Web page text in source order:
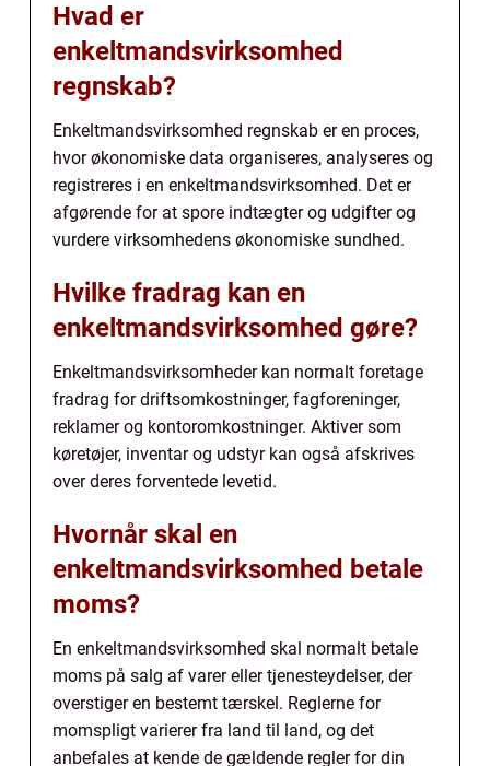
Hvad er
enkeltmandsvirksomhed
regnskab?
Enkeltmandsvirksomhed regnskab er en proces,
hvor økonomiske data organiseres, analyseres og
registreres i en enkeltmandsvirksomhed. Det er
afgørende for at spore indtægter og udgifter og
vurdere virksomhedens økonomiske sundhed.
Hvilke fradrag kan en
enkeltmandsvirksomhed gøre?
Enkeltmandsvirksomheder kan normalt foretage
fradrag for driftsomkostninger, fagforeninger,
reklamer og kontoromkostninger. Aktiver som
køretøjer, inventar og udstyr kan også afskrives
over deres forventede levetid.
Hvornår skal en
enkeltmandsvirksomhed betale
moms?
En enkeltmandsvirksomhed skal normalt betale
moms på salg af varer eller tjenesteydelser, der
overstiger en bestemt tærskel. Reglerne for
momspligt varierer fra land til land, og det
anbefales at kende de gældende regler for din